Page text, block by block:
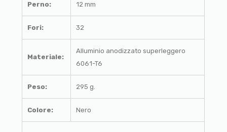
Perno: 12 mm
Fori: 32
Materiale:
Alluminio anodizzato superleggero
6061-T6
Peso: 295 g.
Colore: Nero